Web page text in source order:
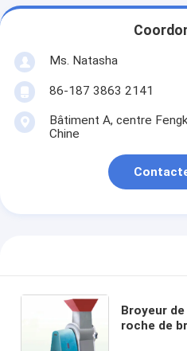
Ms. Natasha
86-187 3863 2141
Bâtiment A, centre
Chine
Broyeur
roche de